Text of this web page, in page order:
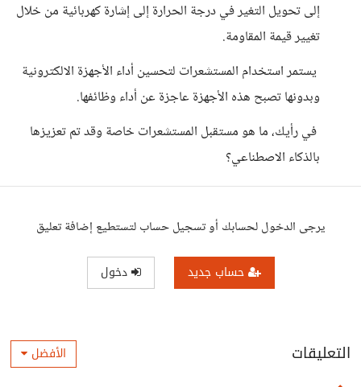
إلى تحويل التغير في درجة الحرارة إلى إشارة كهربائية من خلال
تغيير قيمة المقاومة.
يستمر استخدام المستشعرات لتحسين أداء الأجهزة الالكترونية
وبدونها تصبح هذه الأجهزة عاجزة عن أداء وظائفها.
في رأيك، ما هو مستقبل المستشعرات خاصة وقد تم تعزيزها
بالذكاء الاصطناعي؟
يرجى الدخول لحسابك أو تسجيل حساب لتستطيع إضافة تعليق
حساب جديد دخول
التعليقات الأفضل